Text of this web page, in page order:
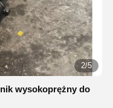
2/5
wysokoprężny do